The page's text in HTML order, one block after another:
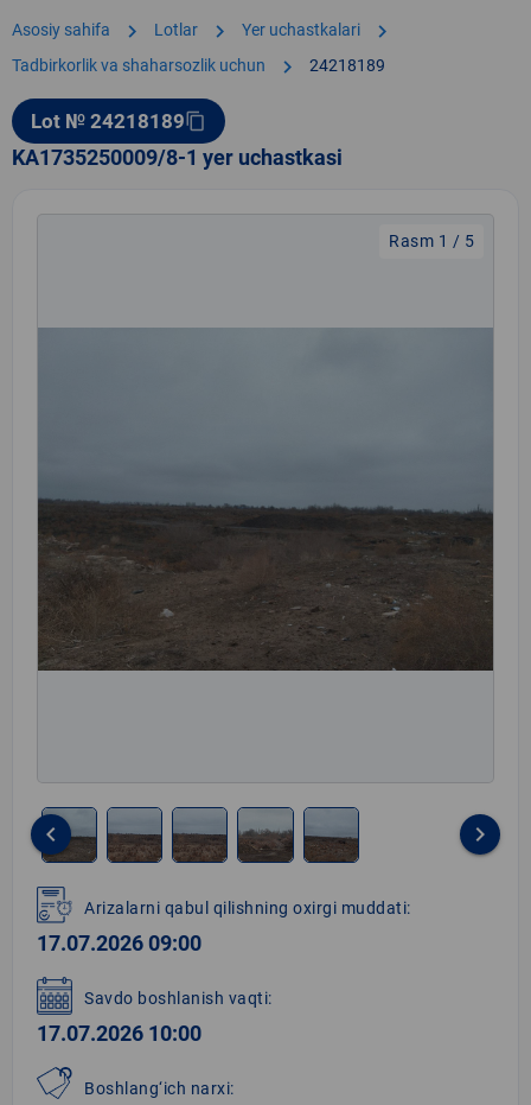
Asosiy sahifa chevron_right Lotlar chevron_right Yer uchastkalari chevron_right
Tadbirkorlik va shaharsozlik uchun chevron_right 24218189
Lot № 24218189content_copy
KA1735250009/8-1 yer uchastkasi
Rasm 1 / 5
1
of
5
keyboard_arrow_left keyboard_arrow_right
Arizalarni qabul qilishning oxirgi muddati:
17.07.2026 09:00
Savdo boshlanish vaqti:
17.07.2026 10:00
Boshlang‘ich narxi: